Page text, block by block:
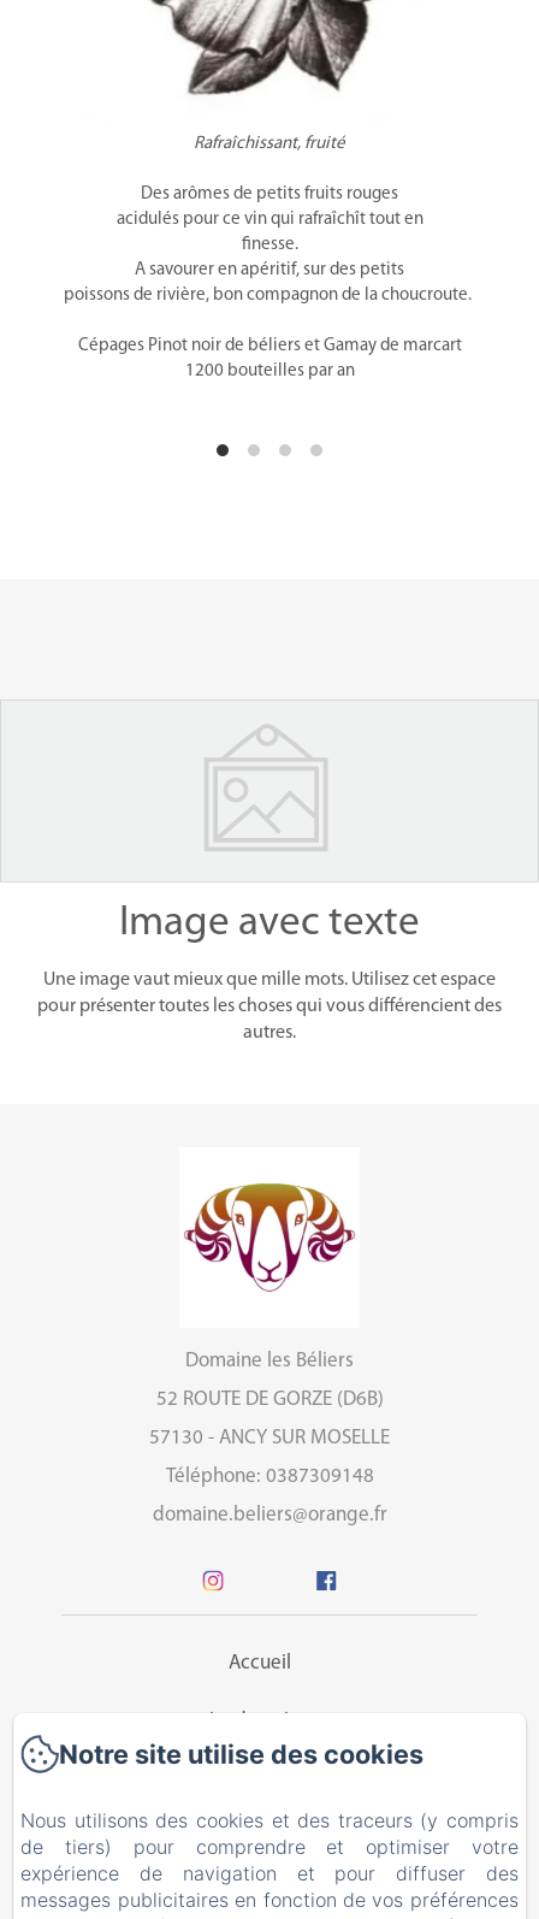
Rafraîchissant, fruité
Des arômes de petits fruits rouges
acidulés pour ce vin qui rafraîchît tout en
finesse.
A savourer en apéritif, sur des petits
poissons de rivière, bon compagnon de la choucroute.
Cépages Pinot noir de béliers et Gamay de marcart
1200 bouteilles par an
Image avec texte
Une image vaut mieux que mille mots. Utilisez cet espace
pour présenter toutes les choses qui vous différencient des
autres.
Domaine les Béliers
52 ROUTE DE GORZE (D6B)
57130 - ANCY SUR MOSELLE
Téléphone: 0387309148
domaine.beliers@orange.fr
Accueil
Activités
Notre site utilise des cookies
Nous utilisons des cookies et des traceurs (y compris
de tiers) pour comprendre et optimiser votre
expérience de navigation et pour diffuser des
messages publicitaires en fonction de vos préférences